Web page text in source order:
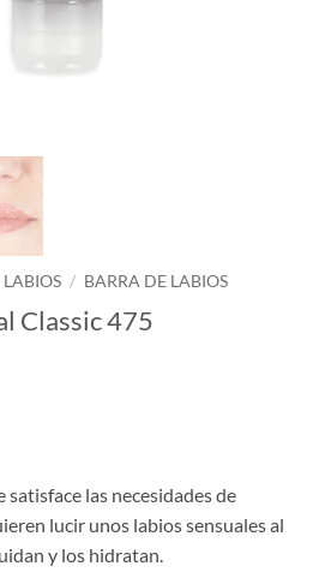
/ BARRA DE LABIOS
Classic 475
satisface las necesidades de
lucir unos labios sensuales al
y los hidratan.